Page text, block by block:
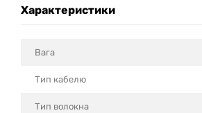
Характеристики
Вага
Тип кабелю
Тип волокна